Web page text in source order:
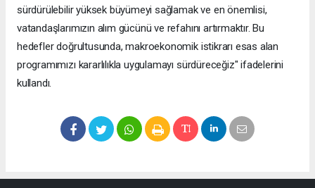
sürdürülebilir yüksek büyümeyi sağlamak ve en önemlisi,
vatandaşlarımızın alım gücünü ve refahını artırmaktır. Bu
hedefler doğrultusunda, makroekonomik istikrarı esas alan
programımızı kararlılıkla uygulamayı sürdüreceğiz" ifadelerini
kullandı.